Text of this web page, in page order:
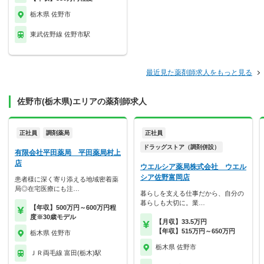
栃木県 佐野市
東武佐野線 佐野市駅
最近見た薬剤師求人をもっと見る
佐野市(栃木県)エリアの薬剤師求人
正社員 調剤薬局
有限会社平田薬局 平田薬局村上
店
患者様に深く寄り添える地域密着薬
局◎在宅医療にも注…
【年収】500万円～600万円程
度※30歳モデル
栃木県 佐野市
ＪＲ両毛線 富田(栃木)駅
正社員
ドラッグストア（調剤併設）
ウエルシア薬局株式会社 ウエル
シア佐野富岡店
暮らしを支える仕事だから、自分の
暮らしも大切に。業…
【月収】33.5万円
【年収】515万円～650万円
栃木県 佐野市